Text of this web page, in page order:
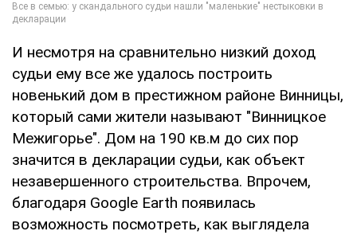
И несмотря на сравнительно низкий доход
судьи ему все же удалось построить
новенький дом в престижном районе Винницы,
который сами жители называют "Винницкое
Межигорье". Дом на 190 кв.м до сих пор
значится в декларации судьи, как объект
незавершенного строительства. Впрочем,
благодаря Google Earth появилась
возможность посмотреть, как выглядела